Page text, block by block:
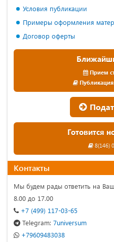
Условия публикации
Примеры оформления
Договор оферты
Прием
Публикация
Готовится
8(146)
Контакты
Мы будем рады ответить на
8.00 до 17.00
+7 (499) 117-03-65
Telegram: 7universum
+79609483038